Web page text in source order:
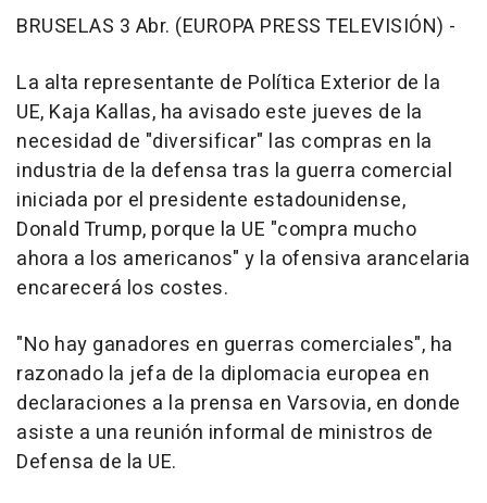
BRUSELAS 3 Abr. (EUROPA PRESS TELEVISIÓN) -
La alta representante de Política Exterior de la
UE, Kaja Kallas, ha avisado este jueves de la
necesidad de "diversificar" las compras en la
industria de la defensa tras la guerra comercial
iniciada por el presidente estadounidense,
Donald Trump, porque la UE "compra mucho
ahora a los americanos" y la ofensiva arancelaria
encarecerá los costes.
"No hay ganadores en guerras comerciales", ha
razonado la jefa de la diplomacia europea en
declaraciones a la prensa en Varsovia, en donde
asiste a una reunión informal de ministros de
Defensa de la UE.